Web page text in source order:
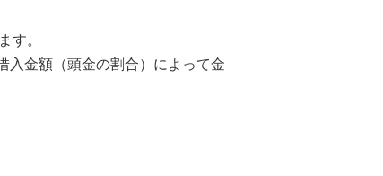
す。
入金額（頭金の割合）によって金